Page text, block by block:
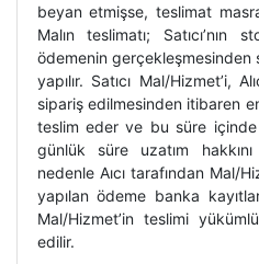
beyan etmişse, teslimat
Malın teslimatı; Satıcı’nın
ödemenin gerçekleşmesinden
yapılır. Satıcı Mal/Hizmet’i,
sipariş edilmesinden itibaren
teslim eder ve bu süre içinde
günlük süre uzatım
nedenle Aıcı tarafından Mal/
yapılan ödeme banka
Mal/Hizmet’in teslimi
edilir.